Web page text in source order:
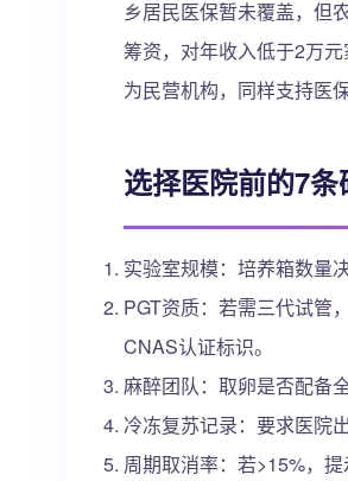
乡居民医保暂未覆盖，但
筹资，对年收入低于2万
为民营机构，同样支持医
选择医院前的7
实验室规模：培养箱数量
PGT资质：若需三代试管
CNAS认证标识。
麻醉团队：取卵是否配备
冷冻复苏记录：要求医院
周期取消率：若>15%，